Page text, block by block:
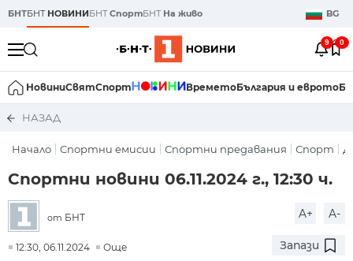
БНТБНТ НОВИНИБНТСпортБНТ На живо BG
9 0
НовиниСвятСпорт ВреметоБългария и еврото
НАЗАД
Начало Спортни емисии Спортни предавания Спорт
Спортни новини 06.11.2024 г., 12:30 ч.
от БНТ A+ A-
12:30, 06.11.2024 Още Запази